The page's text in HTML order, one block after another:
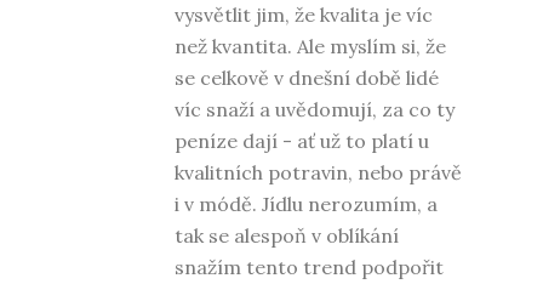
vysvětlit jim, že kvalita je víc
než kvantita. Ale myslím si, že
se celkově v dnešní době lidé
víc snaží a uvědomují, za co ty
peníze dají - ať už to platí u
kvalitních potravin, nebo právě
i v módě. Jídlu nerozumím, a
tak se alespoň v oblíkání
snažím tento trend podpořit